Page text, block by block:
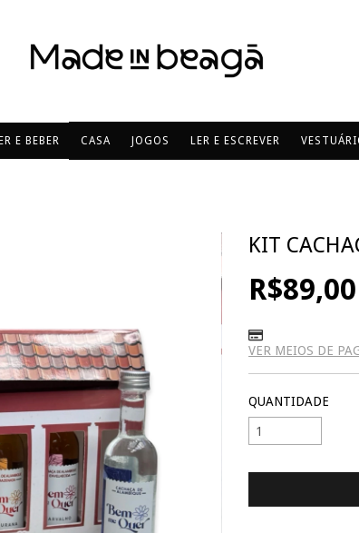
E BEBER CASA JOGOS LER E ESCREVER
KIT
R$89,00
VER MEIOS DE
QUANTIDADE